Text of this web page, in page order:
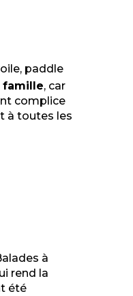
paddle
famille, car
complice
à toutes les
à
rend la
été